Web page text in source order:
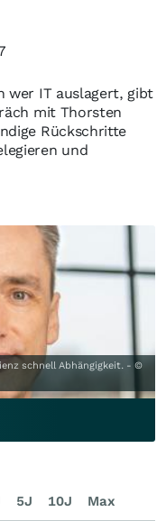
wer IT auslagert, gibt
mit Thorsten
Rückschritte
und
schnell Abhängigkeit. - ©
5J 10J Max